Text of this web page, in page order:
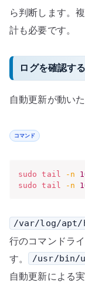
ら判断します。
計も必要です。
ログを確認する
自動更新が動い
コマンド
sudo tail -n
sudo
tail -n
/var/log/apt/
行のコマンドラ
す。
/usr/bin/
自動更新による実